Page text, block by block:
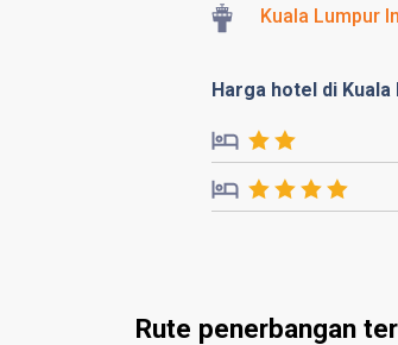
Kuala Lumpur
Harga hotel di Kuala
Rute penerbangan